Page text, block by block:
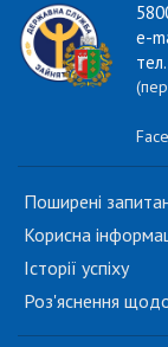
e-
Поширені
Корисна
Історії успіху
Роз'яснення